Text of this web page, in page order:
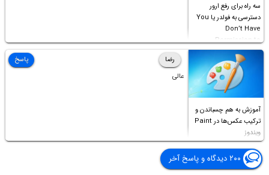
سه راه برای رفع ارور
دسترسی به فولدر یا You
Don’t Have
Permission to
Access this folder
آموزش به هم چسباندن و
ترکیب عکس‌ها در Paint
ویندوز
رضا
عالی
پاسخ
۲۰۰ دیدگاه و پاسخ آخر